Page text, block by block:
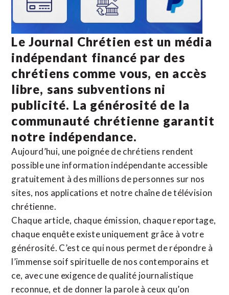
Le Journal Chrétien est un média
indépendant financé par des
chrétiens comme vous, en accès
libre, sans subventions ni
publicité. La générosité de la
communauté chrétienne garantit
notre indépendance.
Aujourd’hui, une poignée de chrétiens rendent
possible une information indépendante accessible
gratuitement à des millions de personnes sur nos
sites, nos applications et notre chaîne de télévision
chrétienne.
Chaque article, chaque émission, chaque reportage,
chaque enquête existe uniquement grâce à votre
générosité. C’est ce qui nous permet de répondre à
l’immense soif spirituelle de nos contemporains et
ce, avec une exigence de qualité journalistique
reconnue, et de donner la parole à ceux qu’on